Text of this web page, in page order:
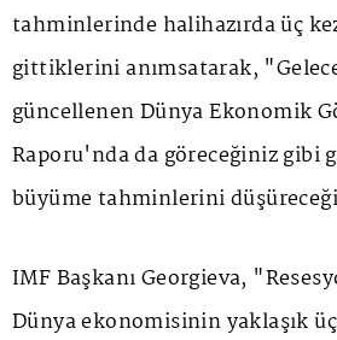
tahminlerinde halihazırda üç
gittiklerini anımsatarak,
güncellenen Dünya Ekonomik
Raporu'nda da göreceğiniz gibi
büyüme tahminlerini
IMF Başkanı Georgieva,
Dünya ekonomisinin yaklaşık